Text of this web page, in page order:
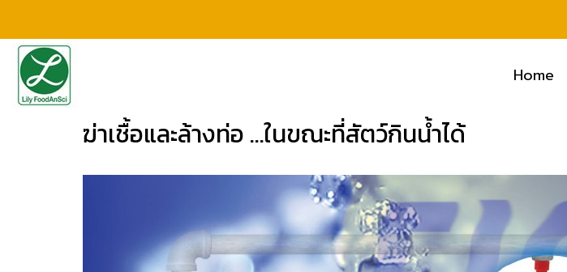
Home
ฆ่าเชื้อและล้างท่อ ...ในขณะที่สัตว์กินน้ำได้